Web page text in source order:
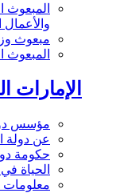
المبعوث
والأعمال
مبعوث
المبعوث
الإمارات
مؤسس
عن دولة
حكومة
الحياة
معلومات